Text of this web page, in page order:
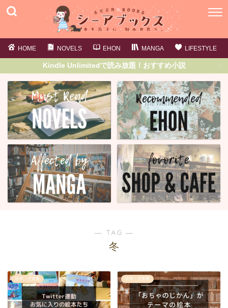
HOME NOVELS EHON MANGA LIFESTYLE
Kindle Unlimitedで読み放題！おすすめ小説
― TAG ―
冬
絵本・児童書 絵本・児童書